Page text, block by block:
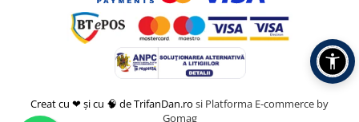
Creat cu ❤ și cu 🧠 de TrifanDan.ro si Platforma E-commerce by
Gomag